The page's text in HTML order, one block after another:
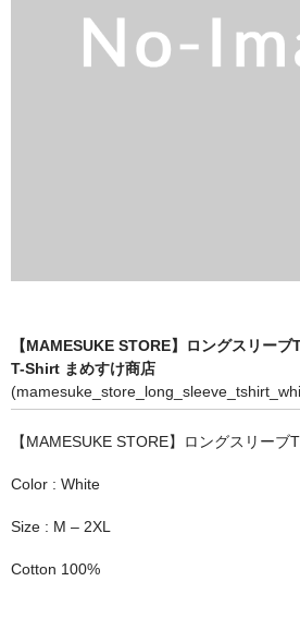
ロングTシャツ
ORIGINAL
STILL 90’s
Chicano Life
Brown Pride
Por Vida
【MAMESUKE STORE】ロングスリー
T-Shirt まめすけ商店
【MAMESUKE STORE】ロングスリーブ
Color : White
Size : M – 2XL
Cotton 100%